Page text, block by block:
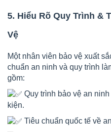
5. Hiểu Rõ Quy Trình &
Vệ
Một nhân viên bảo vệ xuất
chuẩn an ninh và quy trình
gồm:
Quy trình bảo vệ an
kiện.
Tiêu chuẩn quốc tế về